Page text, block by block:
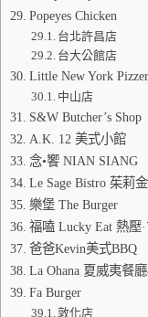
Popeyes Chicken
台北許昌店
台大公館店
Little New York
中山店
S&W Butcher’s Shop
A.K. 12 美式小館
念•饗 NIAN SIANG
Le Sage Bistro 茱莉
樂堡 The Burger
福嗑 Lucky Eat 熱壓
爸爸Kevin美式BBQ
La Ohana 夏威夷餐
Fa Burger
敦化店